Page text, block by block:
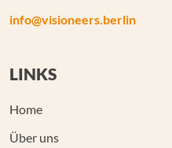
info@visioneers.berlin
LINKS
Home
Über uns